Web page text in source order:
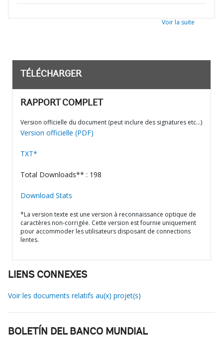
Voir la suite
TÉLÉCHARGER
RAPPORT COMPLET
Version officielle du document (peut inclure des signatures etc…)
Version officielle (PDF)
TXT*
Total Downloads** : 198
Download Stats
*La version texte est une version à reconnaissance optique de
caractères non-corrigée. Cette version est fournie uniquement
pour accommoder les utilisateurs disposant de connections
lentes.
LIENS CONNEXES
Voir les documents relatifs au(x) projet(s)
BOLETÍN DEL BANCO MUNDIAL